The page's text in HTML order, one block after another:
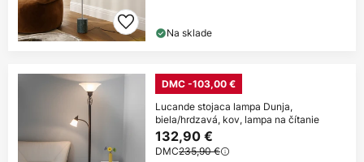
Na sklade
DMC -103,00 €
Lucande stojaca lampa Dunja,
biela/hrdzavá, kov, lampa na čítanie
132,90 €
DMC235,90 €